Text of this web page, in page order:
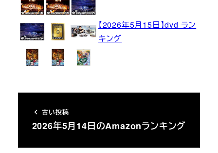
【2026年5月15日】dvd ラン
キング
古い投稿
2026年5月14日のAmazonランキング